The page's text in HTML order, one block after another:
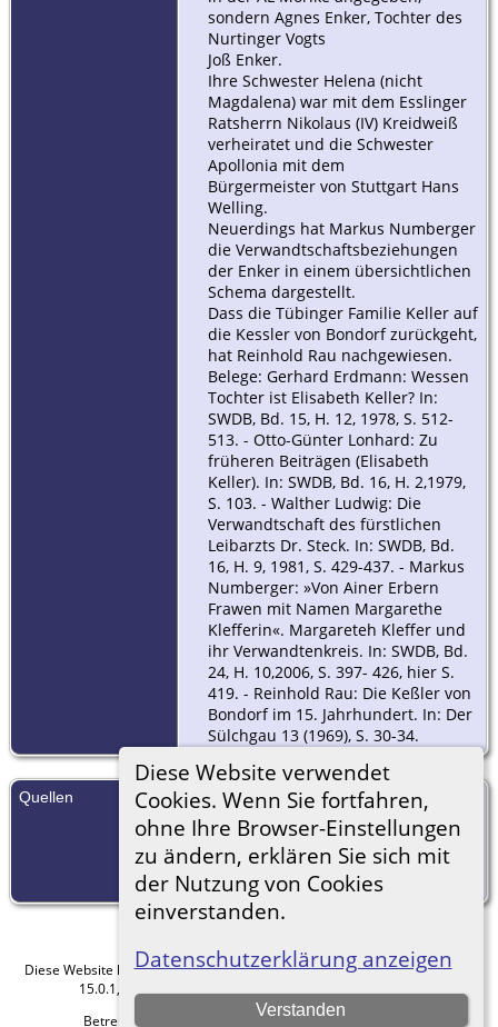
Diese Website verwendet
Cookies. Wenn Sie fortfahren,
ohne Ihre Browser-Einstellungen
zu ändern, erklären Sie sich mit
der Nutzung von Cookies
einverstanden.
Datenschutzerklärung anzeigen
Verstanden
sondern Agnes Enker, Tochter des
Nurtinger Vogts
Joß Enker.
Ihre Schwester Helena (nicht
Magdalena) war mit dem Esslinger
Ratsherrn Nikolaus (IV) Kreidweiß
verheiratet und die Schwester
Apollonia mit dem
Bürgermeister von Stuttgart Hans
Welling.
Neuerdings hat Markus Numberger
die Verwandtschaftsbeziehungen
der Enker in einem übersichtlichen
Schema dargestellt.
Dass die Tübinger Familie Keller auf
die Kessler von Bondorf zurückgeht,
hat Reinhold Rau nachgewiesen.
Belege: Gerhard Erdmann: Wessen
Tochter ist Elisabeth Keller? In:
SWDB, Bd. 15, H. 12, 1978, S. 512-
513. - Otto-Günter Lonhard: Zu
früheren Beiträgen (Elisabeth
Keller). In: SWDB, Bd. 16, H. 2,1979,
S. 103. - Walther Ludwig: Die
Verwandtschaft des fürstlichen
Leibarzts Dr. Steck. In: SWDB, Bd.
16, H. 9, 1981, S. 429-437. - Markus
Numberger: »Von Ainer Erbern
Frawen mit Namen Margarethe
Klefferin«. Margareteh Kleffer und
ihr Verwandtenkreis. In: SWDB, Bd.
24, H. 10,2006, S. 397- 426, hier S.
419. - Reinhold Rau: Die Keßler von
Bondorf im 15. Jahrhundert. In: Der
Sülchgau 13 (1969), S. 30-34.
Quellen [S56] Todt, Günther H., Ahnenliste
- Keller, Julie (6.1.1877-
10.12.1959); verheiratet mit
Ferdinand Gottlieb Merkel,
(Erscheinungsdatum: 1.12.2003).
Diese Website läuft mitThe Next Generation of Genealogy Sitebuilding
15.0.1, programmiert von Darrin Lythgoe © 2001-2026.
Betreut von
. |Datenschutzerklärung